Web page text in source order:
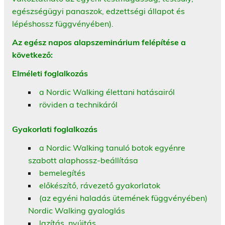
egészségügyi panaszok, edzettségi állapot és
lépéshossz függvényében).
Az egész napos alapszeminárium felépítése a
következő:
Elméleti foglalkozás
a Nordic Walking élettani hatásairól
röviden a technikáról
Gyakorlati foglalkozás
a Nordic Walking tanuló botok egyénre
szabott alaphossz-beállítása
bemelegítés
előkészítő, rávezető gyakorlatok
(az egyéni haladás ütemének függvényében)
Nordic Walking gyaloglás